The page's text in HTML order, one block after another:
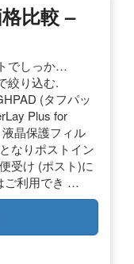
比較 –
でしっか…
絞り込む.
(タフパッ
Plus for
晶保護フィル
なりポストイン
受け (ポスト)に
ご利用でき …